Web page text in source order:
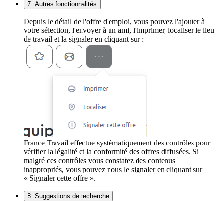
7. Autres fonctionnalités
Depuis le détail de l'offre d'emploi, vous pouvez l'ajouter à
votre sélection, l'envoyer à un ami, l'imprimer, localiser le lieu
de travail et la signaler en cliquant sur :
France Travail effectue systématiquement des contrôles pour
vérifier la légalité et la conformité des offres diffusées. Si
malgré ces contrôles vous constatez des contenus
inappropriés, vous pouvez nous le signaler en cliquant sur
« Signaler cette offre ».
8. Suggestions de recherche